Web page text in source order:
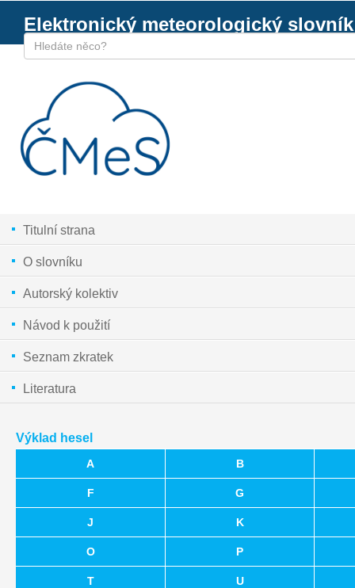
Elektronický meteorologický slovník
Titulní strana
O slovníku
Autorský kolektiv
Návod k použití
Seznam zkratek
Literatura
Výklad hesel
A B
F G
J K
O P
T U